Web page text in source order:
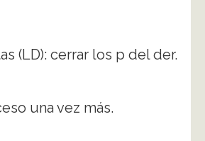
(LD): cerrar los p del der.
una vez más.